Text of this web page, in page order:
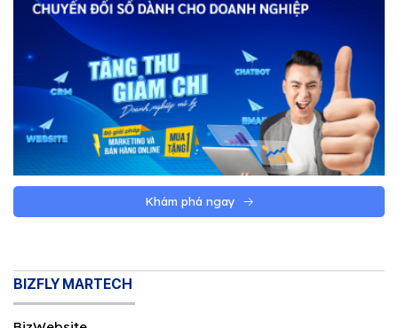
Khám phá ngay
BIZFLY MARTECH